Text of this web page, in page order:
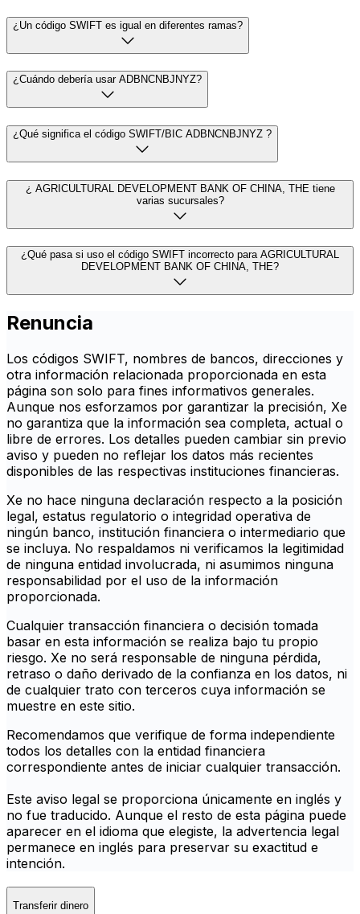
¿Un código SWIFT es igual en diferentes ramas?
¿Cuándo debería usar ADBNCNBJNYZ?
¿Qué significa el código SWIFT/BIC ADBNCNBJNYZ ?
¿ AGRICULTURAL DEVELOPMENT BANK OF CHINA, THE tiene
varias sucursales?
¿Qué pasa si uso el código SWIFT incorrecto para AGRICULTURAL
DEVELOPMENT BANK OF CHINA, THE?
Renuncia
Los códigos SWIFT, nombres de bancos, direcciones y
otra información relacionada proporcionada en esta
página son solo para fines informativos generales.
Aunque nos esforzamos por garantizar la precisión, Xe
no garantiza que la información sea completa, actual o
libre de errores. Los detalles pueden cambiar sin previo
aviso y pueden no reflejar los datos más recientes
disponibles de las respectivas instituciones financieras.
Xe no hace ninguna declaración respecto a la posición
legal, estatus regulatorio o integridad operativa de
ningún banco, institución financiera o intermediario que
se incluya. No respaldamos ni verificamos la legitimidad
de ninguna entidad involucrada, ni asumimos ninguna
responsabilidad por el uso de la información
proporcionada.
Cualquier transacción financiera o decisión tomada
basar en esta información se realiza bajo tu propio
riesgo. Xe no será responsable de ninguna pérdida,
retraso o daño derivado de la confianza en los datos, ni
de cualquier trato con terceros cuya información se
muestre en este sitio.
Recomendamos que verifique de forma independiente
todos los detalles con la entidad financiera
correspondiente antes de iniciar cualquier transacción.
Este aviso legal se proporciona únicamente en inglés y
no fue traducido. Aunque el resto de esta página puede
aparecer en el idioma que elegiste, la advertencia legal
permanece en inglés para preservar su exactitud e
intención.
Transferir dinero